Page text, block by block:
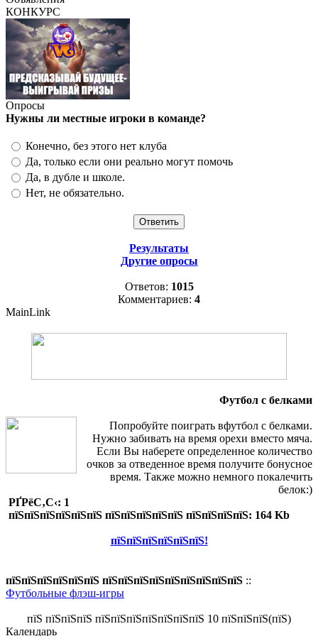
КОНКУРС
Опросы
Нужны ли местные игроки в команде?
Конечно, без этого нет клуба
Да, только если они реально могут помочь
Да, в дубле и школе.
Нет, не обязательно.
Результаты
Другие опросы
Ответов: 1015
Комментариев: 4
MainLink
Футбол с белками
Попробуйте поиграть вфутбол с белками.
Нужно забивать на время орехи вместо мяча.
Если Вы наберете определенное количество
очков за отведенное время получите бонусное
время. Также можно немного покалечить
белок:)
РҐРёС‚С‹: 1
пїЅпїЅпїЅпїЅпїЅпїЅ пїЅпїЅпїЅпїЅпїЅ пїЅпїЅпїЅпїЅ: 164 Kb
пїЅпїЅпїЅпїЅпїЅпїЅ!
пїЅпїЅпїЅпїЅпїЅпїЅ пїЅпїЅпїЅпїЅпїЅпїЅпїЅпїЅпїЅ ::
Футбольные флэш-игры
пїЅ пїЅпїЅпїЅ пїЅпїЅпїЅпїЅпїЅпїЅпїЅ 10 пїЅпїЅпїЅ(пїЅ)
Календарь